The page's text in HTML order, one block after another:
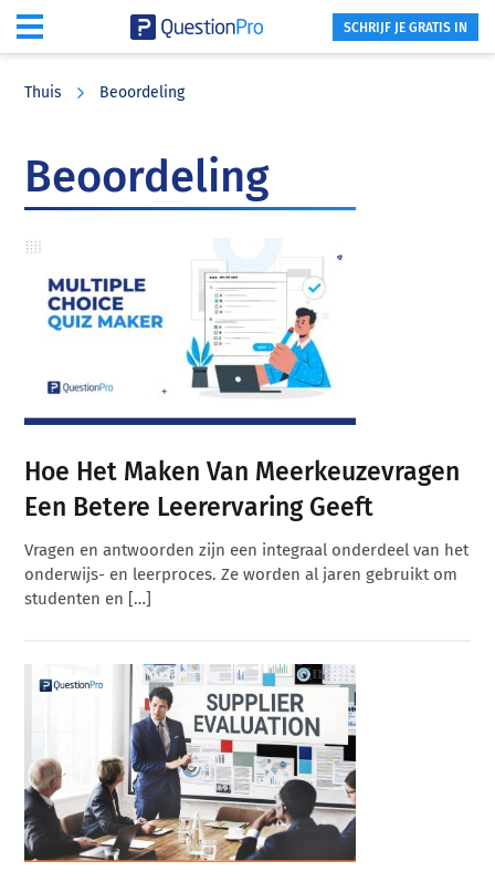
SCHRIJF JE GRATIS IN
Thuis Beoordeling
Beoordeling
Hoe Het Maken Van Meerkeuzevragen
Een Betere Leerervaring Geeft
Vragen en antwoorden zijn een integraal onderdeel van het
onderwijs- en leerproces. Ze worden al jaren gebruikt om
studenten en […]